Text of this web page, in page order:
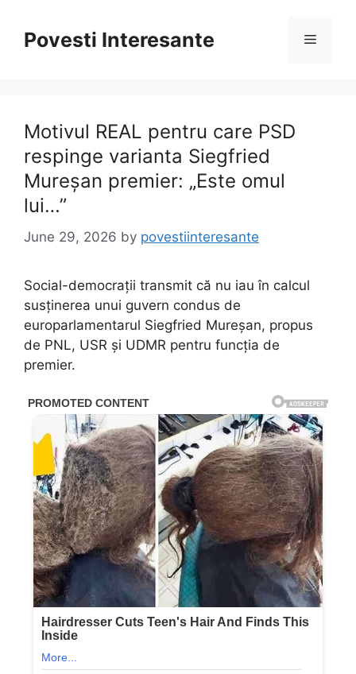
contentPovesti Interesante Menu
Motivul REAL pentru care PSD
respinge varianta Siegfried
Mureșan premier: „Este omul
lui…”
June 29, 2026 by povestiinteresante
Social-democrații transmit că nu iau în calcul
susținerea unui guvern condus de
europarlamentarul Siegfried Mureșan, propus
de PNL, USR și UDMR pentru funcția de
premier.